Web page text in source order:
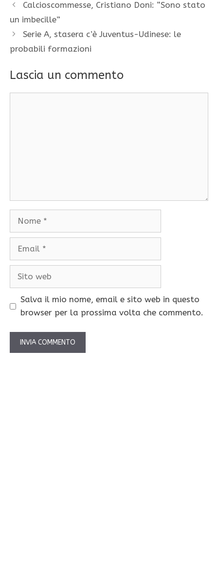
Calcioscommesse, Cristiano Doni: “Sono stato
un imbecille”
Serie A, stasera c’è Juventus-Udinese: le
probabili formazioni
Lascia un commento
Nome
Email
Sito
Salva il mio nome, email e sito web in questo
browser per la prossima volta che commento.